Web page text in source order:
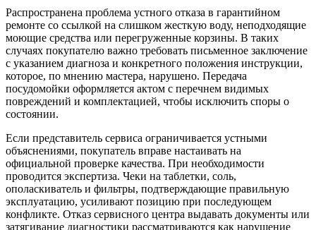
Распространена проблема устного отказа в гарантийном
ремонте со ссылкой на слишком жесткую воду, неподходящие
моющие средства или перегруженные корзины. В таких
случаях покупателю важно требовать письменное заключение
с указанием диагноза и конкретного положения инструкции,
которое, по мнению мастера, нарушено. Передача
посудомойки оформляется актом с перечнем видимых
повреждений и комплектацией, чтобы исключить споры о
состоянии.
Если представитель сервиса ограничивается устными
объяснениями, покупатель вправе настаивать на
официальной проверке качества. При необходимости
проводится экспертиза. Чеки на таблетки, соль,
ополаскиватель и фильтры, подтверждающие правильную
эксплуатацию, усиливают позицию при последующем
конфликте. Отказ сервисного центра выдавать документы или
затягивание диагностики рассматриваются как нарушение